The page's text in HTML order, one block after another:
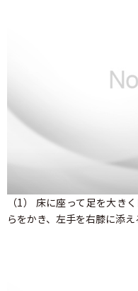
（1） 床に座って足を大き
らをかき、左手を右膝に添え